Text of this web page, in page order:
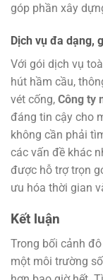
góp phần xây
Dịch vụ đa dạng,
Với gói dịch vụ
hút hầm cầu,
vét cống, Công ty
đáng tin cậy cho
không cần phải
các vấn đề khác
được hỗ trợ trọn
ưu hóa thời gian
Kết luận
Trong bối cảnh
một môi trường